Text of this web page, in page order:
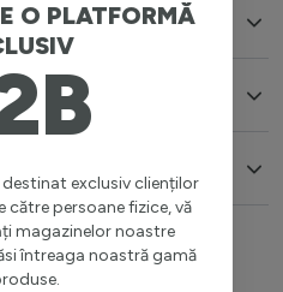
O PLATFORMĂ
exclusiv clienților
către persoane fizice, vă
magazinelor noastre
întreaga noastră gamă